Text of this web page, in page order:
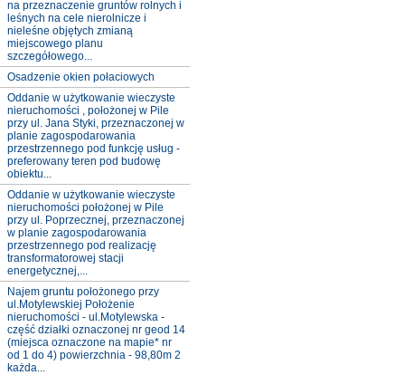
na przeznaczenie gruntów rolnych i
leśnych na cele nierolnicze i
nieleśne objętych zmianą
miejscowego planu
szczegółowego...
Osadzenie okien połaciowych
Oddanie w użytkowanie wieczyste
nieruchomości , położonej w Pile
przy ul. Jana Styki, przeznaczonej w
planie zagospodarowania
przestrzennego pod funkcję usług -
preferowany teren pod budowę
obiektu...
Oddanie w użytkowanie wieczyste
nieruchomości położonej w Pile
przy ul. Poprzecznej, przeznaczonej
w planie zagospodarowania
przestrzennego pod realizację
transformatorowej stacji
energetycznej,...
Najem gruntu położonego przy
ul.Motylewskiej Położenie
nieruchomości - ul.Motylewska -
część działki oznaczonej nr geod 14
(miejsca oznaczone na mapie* nr
od 1 do 4) powierzchnia - 98,80m 2
każda...